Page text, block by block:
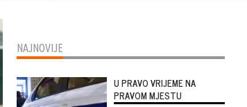
NAJNOVIJE
U PRAVO VRIJEME NA
PRAVOM MJESTU